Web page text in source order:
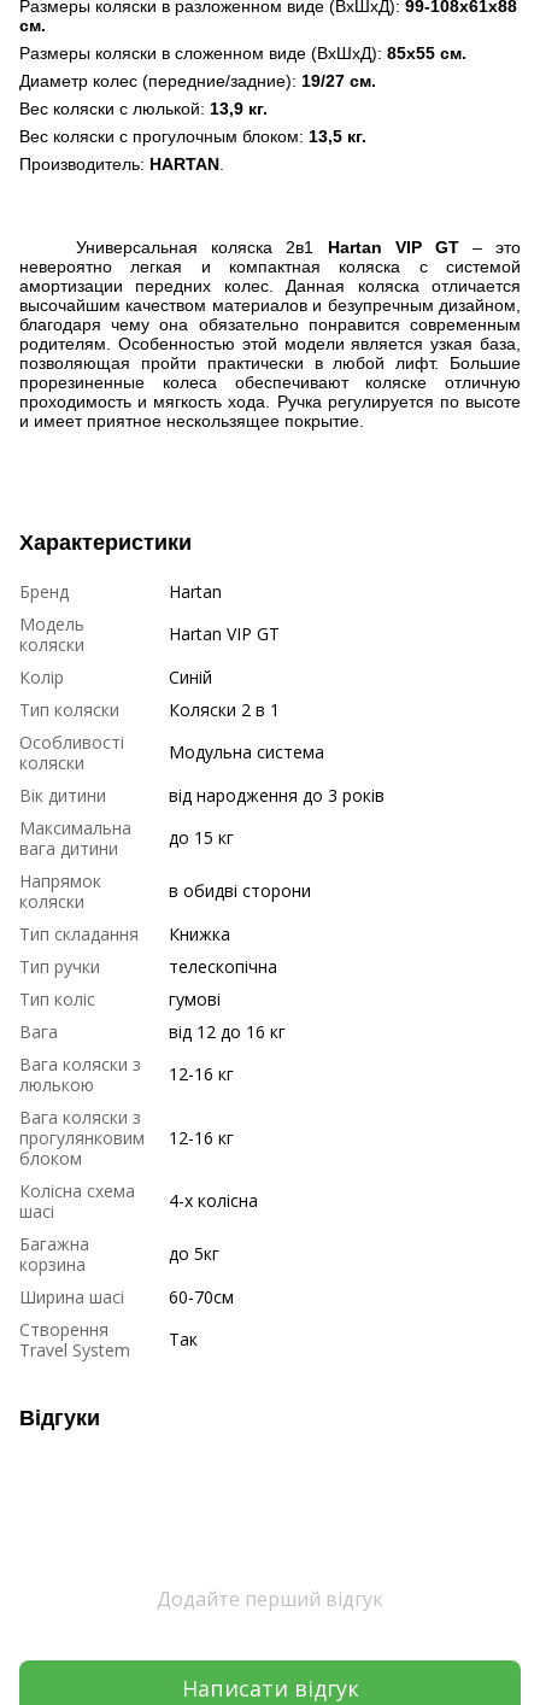
Размеры коляски в разложенном виде (ВхШхД): 99-108х61х88
см.
Размеры коляски в сложенном виде (ВхШхД): 85х55 см.
Диаметр колес (передние/задние): 19/27 см.
Вес коляски с люлькой: 13,9 кг.
Вес коляски с прогулочным блоком: 13,5 кг.
Производитель: HARTAN
Универсальная коляска 2в1 Hartan VIP GT – это
невероятно легкая и компактная коляска с системой
амортизации передних колес. Данная коляска отличается
высочайшим качеством материалов и безупречным дизайном,
благодаря чему она обязательно понравится современным
родителям. Особенностью этой модели является узкая база,
позволяющая пройти практически в любой лифт. Большие
прорезиненные колеса обеспечивают коляске отличную
проходимость и мягкость хода. Ручка регулируется по высоте
и имеет приятное нескользящее покрытие.
Характеристики
Бренд
Hartan
Модель
коляски
Hartan VIP GT
Колір
Синій
Тип коляски
Коляски 2 в 1
Особливості
коляски
Модульна система
Вік дитини
від народження до 3 років
Максимальна
вага дитини
до 15 кг
Напрямок
коляски
в обидві сторони
Тип складання
Книжка
Тип ручки
телескопічна
Тип коліс
гумові
Вага
від 12 до 16 кг
Вага коляски з
люлькою
12-16 кг
Вага коляски з
прогулянковим
блоком
12-16 кг
Колісна схема
шасі
4-х колісна
Багажна
корзина
до 5кг
Ширина шасі
60-70см
Створення
Travel System
Так
Відгуки
Додайте перший відгук
Написати відгук